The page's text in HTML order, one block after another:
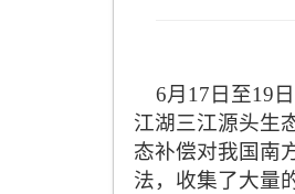
6月 17 日至19
江湖三江源头生
态补偿对我国南
法，收集了大量